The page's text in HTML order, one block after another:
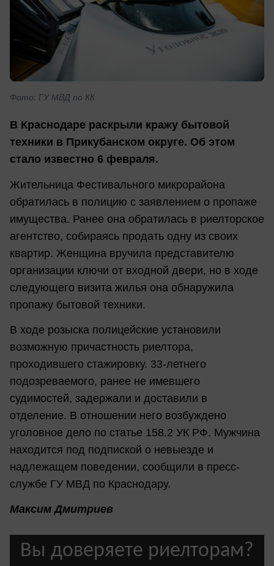
Фото: ГУ МВД по КК
В Краснодаре раскрыли кражу бытовой
техники в Прикубанском округе. Об этом
стало известно 6 февраля.
Жительница Фестивального микрорайона
обратилась в полицию с заявлением о пропаже
имущества. Ранее она обратилась в риелторское
агентство, собираясь продать одну из своих
квартир. Женщина вручила представителю
организации ключи от входной двери, но в ходе
следующего визита жилья она обнаружила
пропажу бытовой техники.
В ходе розыска полицейские установили
возможную причастность риелтора,
проходившего стажировку. 33-летнего
подозреваемого, ранее не имевшего
судимостей, задержали и доставили в
отделение. В отношении него возбуждено
уголовное дело по статье 158.2 УК РФ. Мужчина
находится под подпиской о невыезде и
надлежащем поведении, сообщили в пресс-
службе ГУ МВД по Краснодару.
Максим Дмитриев